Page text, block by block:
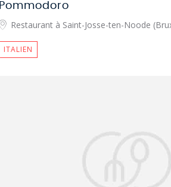
Pommodoro
Restaurant à Saint-Josse-ten-Noode
ITALIEN